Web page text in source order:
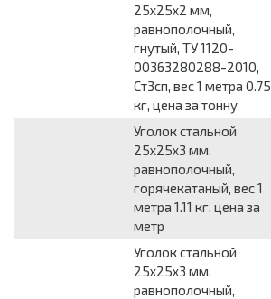
25x25x2 мм,
равнополочный,
гнутый, ТУ 1120-
00363280288-2010,
Ст3сп, вес 1 метра 0.75
кг, цена за тонну
Уголок стальной
25x25x3 мм,
равнополочный,
горячекатаный, вес 1
метра 1.11 кг, цена за
метр
Уголок стальной
25x25x3 мм,
равнополочный,